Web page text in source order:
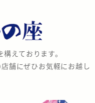
えております。
舗にぜひお気軽にお越し